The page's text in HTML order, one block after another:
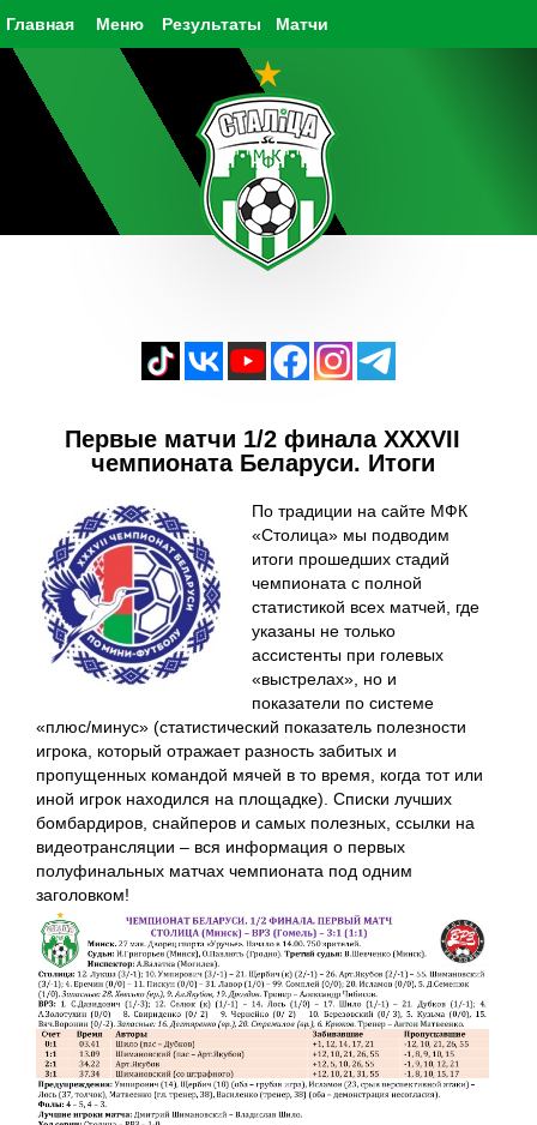
Главная Результаты Матчи
Меню
Первые матчи 1/2 финала XXXVII
чемпионата Беларуси. Итоги
По традиции на сайте МФК
«Столица» мы подводим
итоги прошедших стадий
чемпионата с полной
статистикой всех матчей, где
указаны не только
ассистенты при голевых
«выстрелах», но и
показатели по системе
«плюс/минус» (статистический показатель полезности
игрока, который отражает разность забитых и
пропущенных командой мячей в то время, когда тот или
иной игрок находился на площадке). Списки лучших
бомбардиров, снайперов и самых полезных, ссылки на
видеотрансляции – вся информация о первых
полуфинальных матчах чемпионата под одним
заголовком!